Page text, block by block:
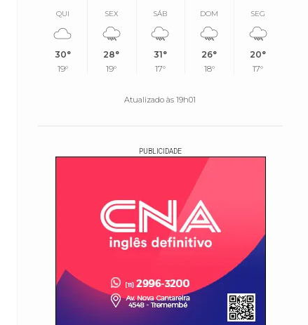
QUI
30°
19°
SEX
28°
19°
SÁB
31°
17°
DOM
26°
18°
SEG
20°
17°
Atualizado às 19h01
PUBLICIDADE